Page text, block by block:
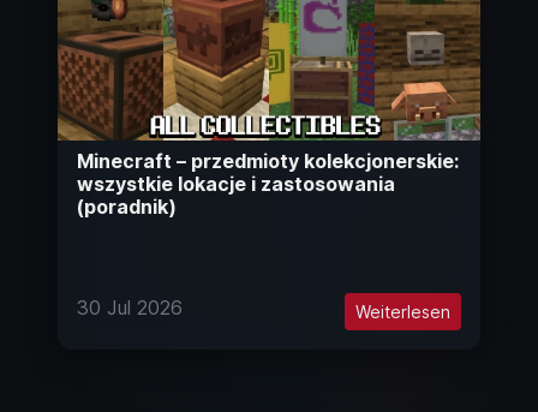
Minecraft – przedmioty kolekcjonerskie:
wszystkie lokacje i zastosowania
(poradnik)
30 Jul 2026 Weiterlesen